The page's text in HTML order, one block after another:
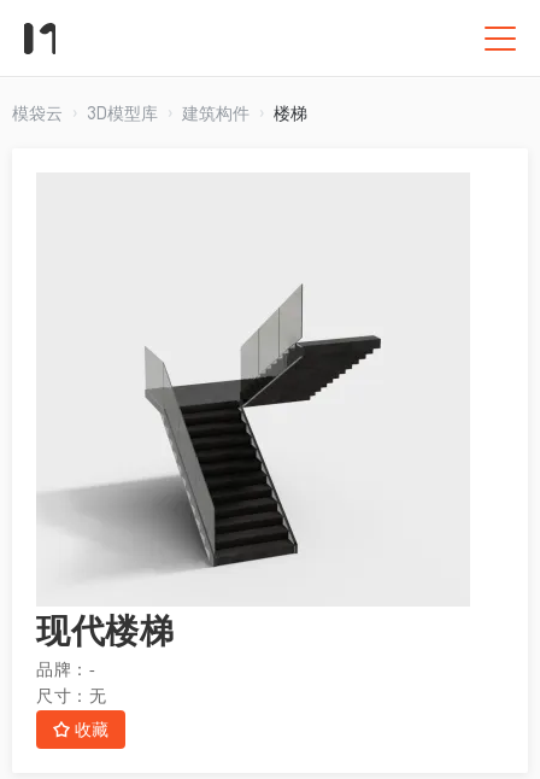
模袋云 3D模型库 建筑构件 楼梯
现代楼梯
品牌： -
尺寸： 无
收藏